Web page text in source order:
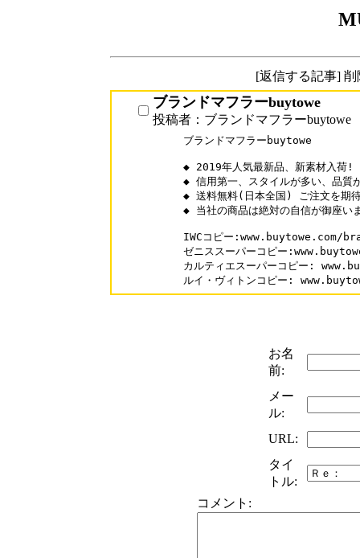
[返信する記事]
ブランドマフラーbuytowe
投稿者：ブランドマフラーbuytowe
ブランドマフラーbuytowe
◆ 2019年人気最新品、新素材入荷!
◆ 信用第一、スタイルが多い、品質
◆ 送料無料(日本全国) ご注文を期
◆ 当社の商品は絶対の自信が御座い
IWCコピー:www.buytowe.com/
ゼニススーパーコピー
カルティエスーパーコピー:
ルイ・ヴィトンコピー:
お名
前:
メー
ル:
URL:
タイ
トル:
コメント: